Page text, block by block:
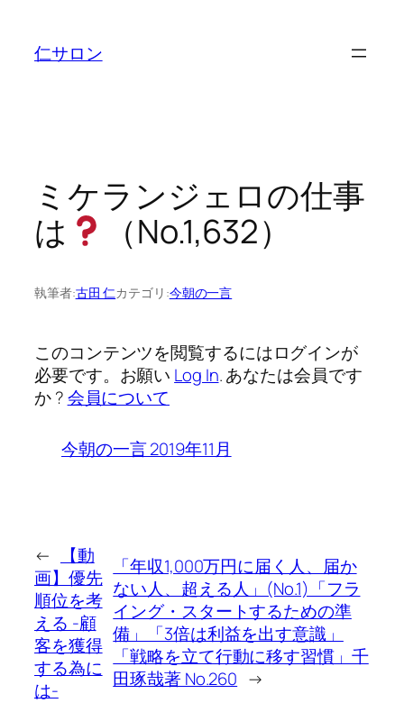
仁サロン
ミケランジェロの仕事
は
（No.1,632）
執筆者:古田 仁カテゴリ:今朝の一言
このコンテンツを閲覧するにはログインが
必要です。お願い Log In. あなたは会員です
か ?会員について
今朝の一言 2019年11月
←
【動
画】優先
順位を考
える -顧
客を獲得
する為に
は-
「年収1,000万円に届く人、届か
ない人、超える人」(No.1)「フラ
イング・スタートするための準
備」「3倍は利益を出す意識」
「戦略を立て行動に移す習慣」千
田琢哉著 No.260 →